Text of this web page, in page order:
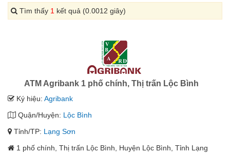
Tìm thấy 1 kết quả (0.0012 giây)
ATM Agribank 1 phố chính, Thị trấn Lộc Bình
Ký hiệu: Agribank
Quận/Huyện: Lộc Bình
Tỉnh/TP: Lạng Sơn
1 phố chính, Thị trấn Lộc Bình, Huyện Lộc Bình, Tỉnh Lạng